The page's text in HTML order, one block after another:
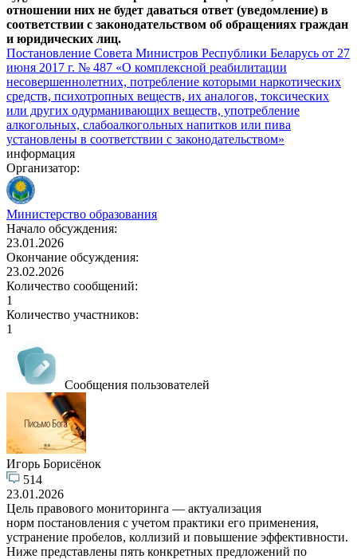
отношении них не будет даваться ответ (уведомление) в
соответствии с законодательством об обращениях граждан
и юридических лиц.
Постановление Совета Министров Республики Беларусь от 27
июня 2017 г. № 487 «О комплексной реабилитации
несовершеннолетних, потребление которыми наркотических
средств, психотропных веществ, их аналогов, токсических
или других одурманивающих веществ, употребление
алкогольных, слабоалкогольных напитков или пива
установлены в соответствии с законодательством»
информация
Организатор:
Министерство образования
Начало обсуждения:
23.01.2026
Окончание обсуждения:
23.02.2026
Количество сообщений:
1
Количество участников:
1
Сообщения пользователей
Игорь Борисёнок
514
23.01.2026
Цель правового мониторинга — актуализация
норм постановления с учетом практики его применения,
устранение пробелов, коллизий и повышение эффективности.
Ниже представлены пять конкретных предложений по